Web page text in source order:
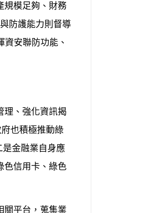
規模足夠、財務
防護能力則督導
安聯防功能、
理、強化資訊揭
也積極推動綠
是金融業自身應
色信用卡、綠色
關平台，蒐集業